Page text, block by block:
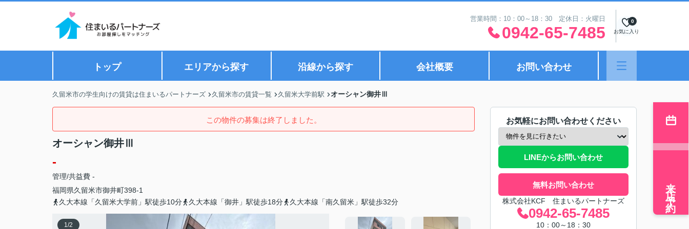
営業時間：10：00～18：30 定休日：火曜日
0942-65-7485 お気に入り
0
トップ エリアから探す 沿線から探す 会社概要 お問い合わせ
久留米市の学生向けの賃貸は住まいるパートナーズ 久留米市の賃貸一覧 久留米大学前駅 オーシャン御井Ⅲ
この物件の募集は終了しました。
オーシャン御井Ⅲ
-
管理/共益費 -
福岡県久留米市御井町398-1
久大本線「久留米大学前」駅徒歩10分
久大本線「御井」駅徒歩18分 久大本線「南久留米」駅徒歩32分
1/2
お気軽にお問い合わせください
LINEからお問い合わせ
無料お問い合わせ
株式会社KCF 住まいるパートナーズ
0942-65-7485
10：00～18：30
来店予約